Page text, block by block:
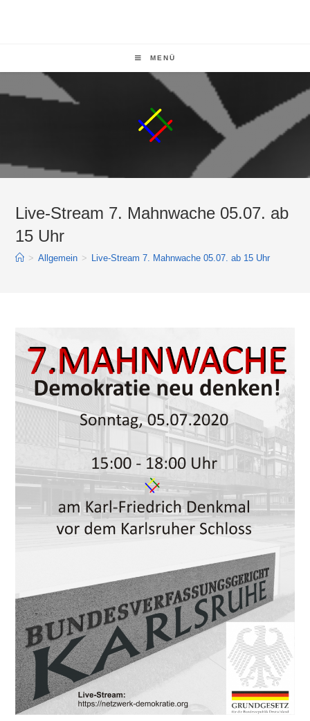
MENÜ
Live-Stream 7. Mahnwache 05.07. ab
15 Uhr
> Allgemein > Live-Stream 7. Mahnwache 05.07. ab 15 Uhr